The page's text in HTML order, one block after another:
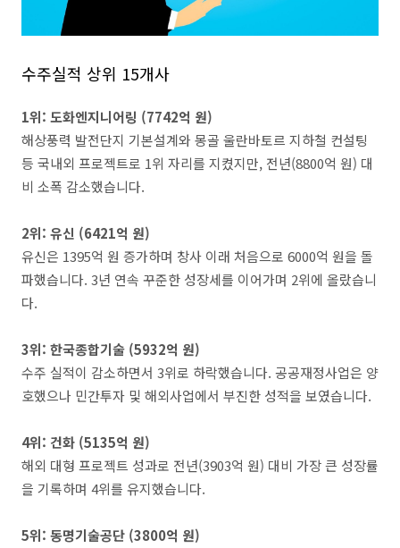
수주실적 상위 15개사
1위: 도화엔지니어링 (7742억 원)
해상풍력 발전단지 기본설계와 몽골 울란바토르 지하철 컨설팅
등 국내외 프로젝트로 1위 자리를 지켰지만, 전년(8800억 원) 대
비 소폭 감소했습니다.
2위: 유신 (6421억 원)
유신은 1395억 원 증가하며 창사 이래 처음으로 6000억 원을 돌
파했습니다. 3년 연속 꾸준한 성장세를 이어가며 2위에 올랐습니
다.
3위: 한국종합기술 (5932억 원)
수주 실적이 감소하면서 3위로 하락했습니다. 공공재정사업은 양
호했으나 민간투자 및 해외사업에서 부진한 성적을 보였습니다.
4위: 건화 (5135억 원)
해외 대형 프로젝트 성과로 전년(3903억 원) 대비 가장 큰 성장률
을 기록하며 4위를 유지했습니다.
5위: 동명기술공단 (3800억 원)